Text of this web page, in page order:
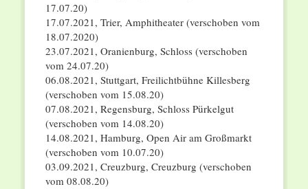
17.07.20)
17.07.2021, Trier, Amphitheater (verschoben vom
18.07.2020)
23.07.2021, Oranienburg, Schloss (verschoben
vom 24.07.20)
06.08.2021, Stuttgart, Freilichtbühne Killesberg
(verschoben vom 15.08.20)
07.08.2021, Regensburg, Schloss Pürkelgut
(verschoben vom 14.08.20)
14.08.2021, Hamburg, Open Air am Großmarkt
(verschoben vom 10.07.20)
03.09.2021, Creuzburg, Creuzburg (verschoben
vom 08.08.20)